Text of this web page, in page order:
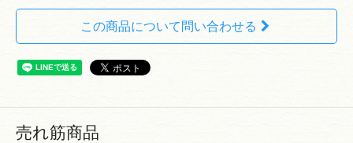
この商品について問い合わせる
売れ筋商品